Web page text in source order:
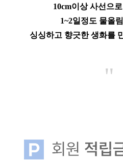
10cm이상 사선으
1~2일정도 물올
싱싱하고 향긋한 생화를
"